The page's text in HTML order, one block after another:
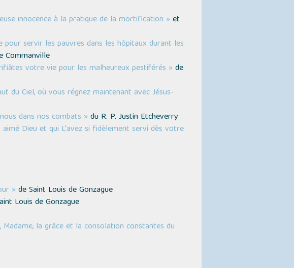
innocence à la pratique de la mortification » et
pour servir les pauvres dans les hôpitaux durant les
Commanville
votre vie pour les malheureux pestiférés » de
du Ciel, où vous régnez maintenant avec Jésus-
dans nos combats » du R. P. Justin Etcheverry
Dieu et qui L'avez si fidèlement servi dès votre
» de Saint Louis de Gonzague
Louis de Gonzague
la grâce et la consolation constantes du